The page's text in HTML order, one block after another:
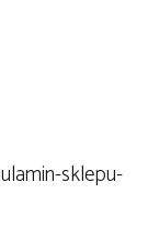
sklepu-